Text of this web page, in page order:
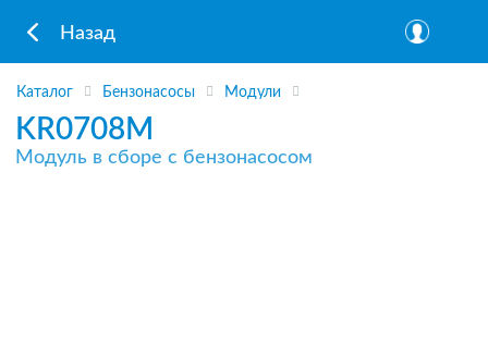
Назад
Каталог Бензонасосы Модули
KR0708M
Модуль в сборе с бензонасосом